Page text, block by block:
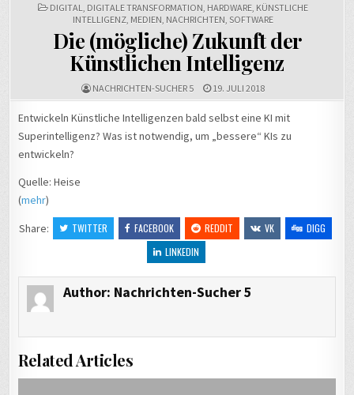
POSTED
DIGITAL, DIGITALE TRANSFORMATION, HARDWARE, KÜNSTLICHE
INTELLIGENZ, MEDIEN, NACHRICHTEN, SOFTWARE
Die (mögliche) Zukunft der
Künstlichen Intelligenz
NACHRICHTEN-SUCHER 5 19. JULI 2018
Entwickeln Künstliche Intelligenzen bald selbst eine KI mit
Superintelligenz? Was ist notwendig, um „bessere“ KIs zu
entwickeln?
Quelle: Heise
(mehr)
Share:
TWITTER FACEBOOK REDDIT VK
DIGG
LINKEDIN
Author: Nachrichten-Sucher 5
Related Articles